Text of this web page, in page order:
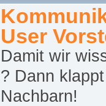
User
Damit wir
? Dann
Nachbarn!